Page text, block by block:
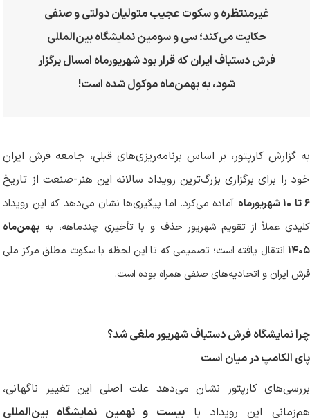
غیرمنتظره و سکوت عجیب متولیان دولتی و صنفی
حکایت می‌کند؛ سی و سومین نمایشگاه بین‌المللی
فرش دستباف ایران که قرار بود شهریورماه امسال برگزار
شود، به بهمن‌ماه موکول شده است!
به گزارش کارپتور، بر اساس برنامه‌ریزی‌های قبلی، جامعه فرش ایران
خود را برای برگزاری بزرگ‌ترین رویداد سالانه این هنر-صنعت از تاریخ
۶تا ۱۰شهریورماه آماده می‌کرد. اما پیگیری‌ها نشان می‌دهد که این رویداد
کلیدی عملاً از تقویم شهریور حذف و با تأخیری چندماهه، به بهمن‌ماه
۱۴۰۵ انتقال یافته است؛ تصمیمی که تا این لحظه با سکوت مطلق مرکز ملی
فرش ایران و اتحادیه‌های صنفی همراه بوده است.
چرا نمایشگاه فرش دستباف شهریور ملغی شد؟
پای الکامپ در میان است
بررسی‌های کارپتور نشان می‌دهد علت اصلی این تغییر ناگهانی،
هم‌زمانی این رویداد بابیست و نهمین نمایشگاه بین‌المللی